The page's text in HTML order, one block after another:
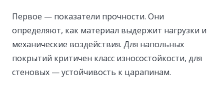
Первое — показатели прочности. Они
определяют, как материал выдержит нагрузки и
механические воздействия. Для напольных
покрытий критичен класс износостойкости, для
стеновых — устойчивость к царапинам.